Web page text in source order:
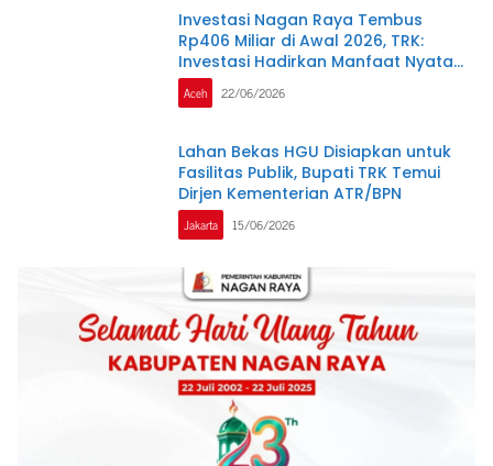
Investasi Nagan Raya Tembus
Rp406 Miliar di Awal 2026, TRK:
Investasi Hadirkan Manfaat Nyata
bagi Masyarakat
Aceh 22/06/2026
Lahan Bekas HGU Disiapkan untuk
Fasilitas Publik, Bupati TRK Temui
Dirjen Kementerian ATR/BPN
Jakarta 15/06/2026